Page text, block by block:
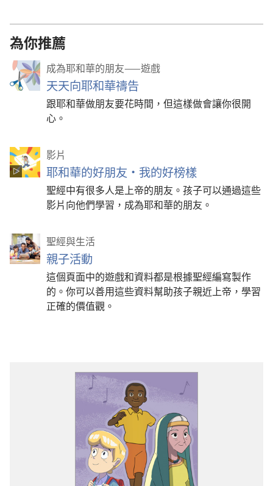
為你推薦
成為耶和華的朋友——遊戲
天天向耶和華禱告
跟耶和華做朋友要花時間，但這樣做會讓你很開
心。
影片
耶和華的好朋友·我的好榜樣
聖經中有很多人是上帝的朋友。孩子可以通過這些
影片向他們學習，成為耶和華的朋友。
聖經與生活
親子活動
這個頁面中的遊戲和資料都是根據聖經編寫製作
的。你可以善用這些資料幫助孩子親近上帝，學習
正確的價值觀。